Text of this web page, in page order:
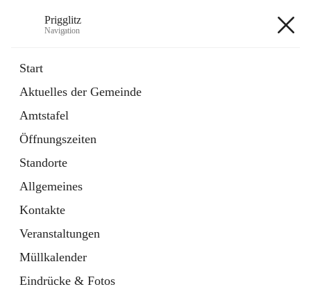
Prigglitz
Navigation
Start
Aktuelles der Gemeinde
Amtstafel
Öffnungszeiten
Standorte
Allgemeines
Kontakte
Veranstaltungen
Müllkalender
Eindrücke & Fotos
Externe Webseite
in
Tab
Gemeindezeitung
Ordner
öffnet
in
neuem
Tab